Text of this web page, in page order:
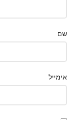
שם
אימייל